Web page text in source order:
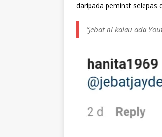
daripada peminat selepas
“Jebat ni kalau ada